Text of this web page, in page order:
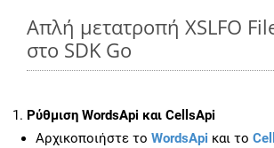
Απλή μετατροπή XSLFO
στο SDK Go
Ρύθμιση WordsApi και CellsApi
Αρχικοποιήστε το WordsApi και το